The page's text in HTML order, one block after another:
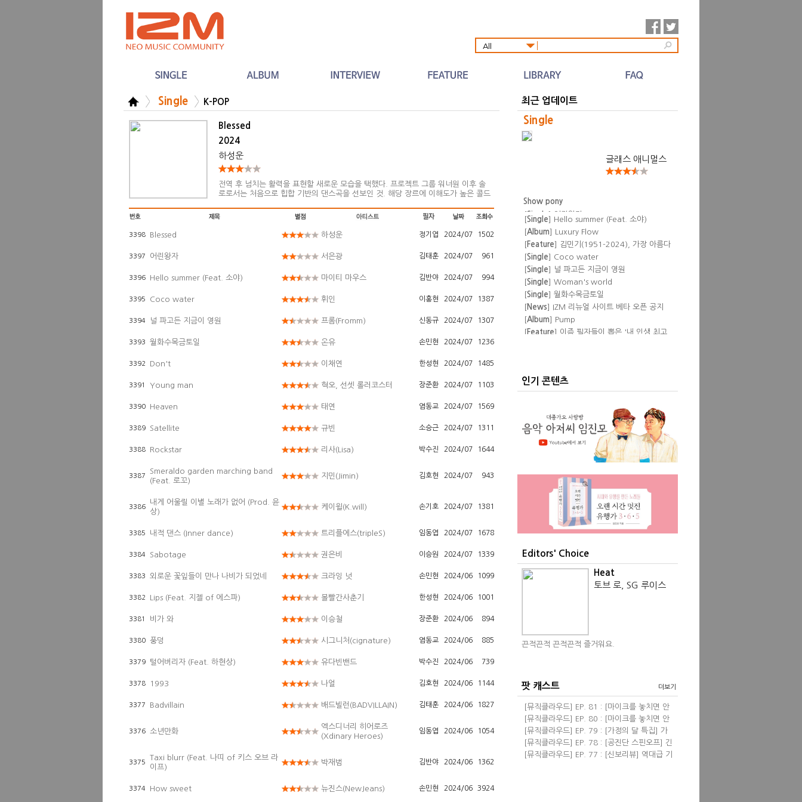
All
Single K-POP
Blessed
2024
하성운
전역 후 넘치는 활력을 표현할 새로운 모습을 택했다. 프로젝트 그룹 워너원 이후 솔
로로서는 처음으로 힙합 기반의 댄스곡을 선보인 것. 해당 장르에 이해도가 높은 콜드
비되는 쉽고 중독성 있
3398 Blessed 하성운 정기엽 2024/07 1502
3397 어린왕자 서은광 김태훈 2024/07 961
3396 Hello summer (Feat. 소야) 마이티 마우스 김반야 2024/07 994
3395 Coco water 휘인 이홍현 2024/07 1387
3394 널 파고든 지금이 영원 프롬(Fromm) 신동규 2024/07 1307
3393 월화수목금토일 온유 손민현 2024/07 1236
3392 Don't 이채연 한성현 2024/07 1485
3391 Young man 혁오, 선셋 롤러코스터 장준환 2024/07 1103
3390 Heaven 태연 염동교 2024/07 1569
3389 Satellite 규빈 소승근 2024/07 1311
3388 Rockstar 리사(Lisa) 박수진 2024/07 1644
3387
Smeraldo garden marching band
(Feat. 로꼬)
지민(Jimin) 김호현 2024/07 943
3386
내게 어울릴 이별 노래가 없어 (Prod. 윤
상)
케이윌(K.will) 손기호 2024/07 1381
3385 내적 댄스 (Inner dance) 트리플에스(tripleS) 임동엽 2024/07 1678
3384 Sabotage 권은비 이승원 2024/07 1339
3383 외로운 꽃잎들이 만나 나비가 되었네 크라잉 넛 손민현 2024/06 1099
3382 Lips (Feat. 지젤 of 에스파) 볼빨간사춘기 한성현 2024/06 1001
3381 비가 와 이승철 장준환 2024/06 894
3380 풍덩 시그니처(cignature) 염동교 2024/06 885
3379 털어버리자 (Feat. 하현상) 유다빈밴드 박수진 2024/06 739
3378 1993 나얼 김호현 2024/06 1144
3377 Badvillain 배드빌런(BADVILLAIN) 김태훈 2024/06 1827
3376 소년만화
엑스디너리 히어로즈
(Xdinary Heroes)
임동엽 2024/06 1054
3375
Taxi blurr (Feat. 나띠 of 키스 오브 라
이프)
박재범 김반야 2024/06 1362
3374 How sweet 뉴진스(NewJeans) 손민현 2024/06 3924
최근 업데이트
Single
글래스 애니멀스
Show pony
[Single] Hello summer (Feat. 소야)
[Album] Luxury Flow
[Feature] 김민기(1951-2024), 가장 아름다
운 뒷것
[Single] Coco water
[Single] 널 파고든 지금이 영원
[Single] Woman's world
[Single] 월화수목금토일
[News] IZM 리뉴얼 사이트 베타 오픈 공지
[Album] Pump
[Feature] 이즘 필자들이 뽑은 '내 인생 최고
[Single] Blessed
[Single] 어린왕자
인기 콘텐츠
Editors' Choice
Heat
토브 로, SG 루이스
끈적끈적 끈적끈적 즐거워요.
팟 캐스트 더보기
[뮤직클라우드] EP. 81 : [마이크를 놓치면 안
돼!] 영화음악 <프리실라> with 한성현, 염동
교 필자
[뮤직클라우드] EP. 80 : [마이크를 놓치면 안
돼!] 신보 리뷰 wi...
[뮤직클라우드] EP. 79 : [가정의 달 특집] 가
족과 관련된 음악들 &...
[뮤직클라우드] EP. 78 : [공진단 스핀오프] 긴
급 진단! 2024 뮤...
[뮤직클라우드] EP. 77 : [신보리뷰] 역대급 기